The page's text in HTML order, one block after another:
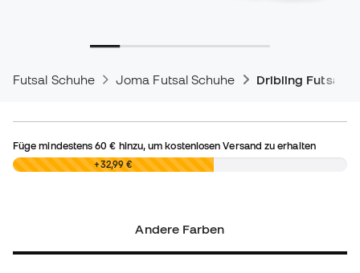
Futsal Schuhe Joma Futsal Schuhe Dribling Futsal
Füge mindestens60 € hinzu, um kostenlosen Versand zu erhalten
0,00 € +32,99 €
Andere Farben